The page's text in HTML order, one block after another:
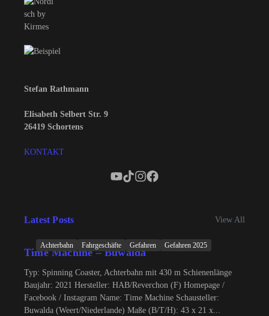
Stefan Rathmann
Elisabeth Selbert Str. 9
26419 Schortens
KONTAKT
Latest Posts View All
Achterbahn Fahrgeschäfte Gefahren Gefahren 2025
Time Machine – Buwalda
Typ: Spinning Coaster, Achterbahn mit 430 m Schienenlänge
Baujahr: 2021 Hersteller: HAB/Reverchon (F) Homepage /
Facebook / Instagram Name: Time Machine Schausteller:
Buwalda (Weert/Niederlande) Maße (B/T/H): 43 x 21 x...